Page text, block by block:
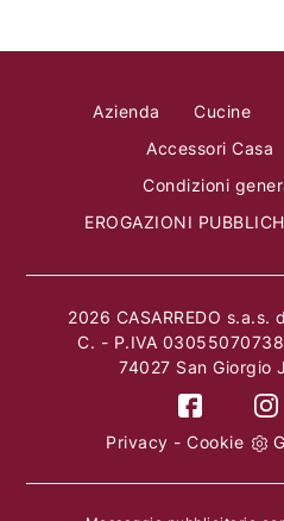
Azienda Cucine
Accessori Casa
Condizioni
EROGAZIONI
2026 CASARREDO s.a.s.
C. - P.IVA
74027 San Giorgio
Privacy -Cookie